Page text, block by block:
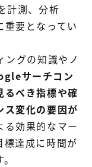
計測、分析
重要となってい
ングの知識やノ
サーチコン
るべき指標や確
ス変化の要因が
る効果的なマー
標達成に時間が